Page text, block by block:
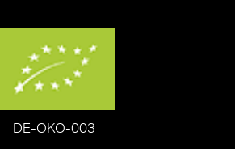
DE-ÖKO-003